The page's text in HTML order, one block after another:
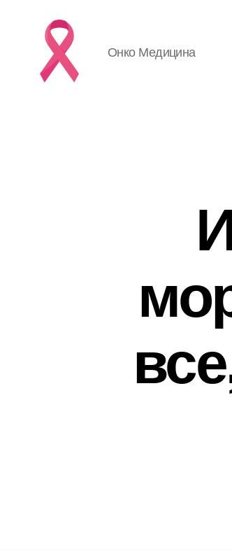
Онко Медицина